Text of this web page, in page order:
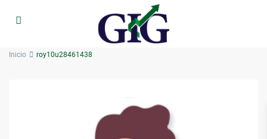
Inicio roy10u28461438